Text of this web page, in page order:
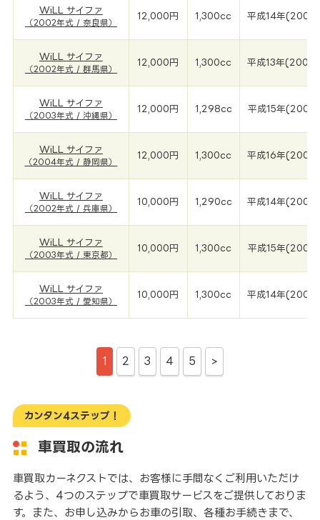
WiLL サイファ
（2002年式 / 奈良県）
12,000円 1,300cc 平成14年(2002
WiLL サイファ
（2002年式 / 群馬県）
12,000円 1,300cc 平成13年(2002
WiLL サイファ
（2003年式 / 沖縄県）
12,000円 1,298cc 平成15年(2003
WiLL サイファ
（2004年式 / 静岡県）
12,000円 1,300cc 平成16年(2004
WiLL サイファ
（2002年式 / 兵庫県）
10,000円 1,290cc 平成14年(2002
WiLL サイファ
（2003年式 / 東京都）
10,000円 1,300cc 平成15年(2003
WiLL サイファ
（2003年式 / 愛知県）
10,000円 1,300cc 平成14年(2003
1 2 3 4 5 >
カンタン4ステップ！
車買取の流れ
車買取カーネクストでは、お客様に手間なくご利用いただけ
るよう、4つのステップで車買取サービスをご提供しておりま
す。また、お申し込みからお車の引取、各種お手続きまで、